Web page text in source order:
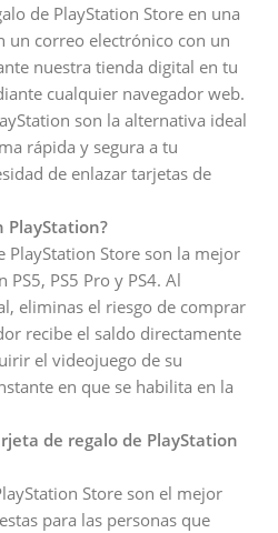
de PlayStation Store en una
un correo electrónico con un
nuestra tienda digital en tu
cualquier navegador web.
son la alternativa ideal
rápida y segura a tu
de enlazar tarjetas de
PlayStation?
PlayStation Store son la mejor
PS5 Pro y PS4. Al
eliminas el riesgo de comprar
recibe el saldo directamente
el videojuego de su
en que se habilita en la
de regalo de PlayStation
Store son el mejor
para las personas que